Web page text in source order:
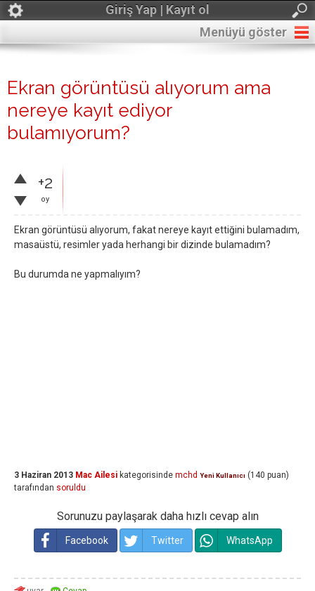
Giriş Yap | Kayıt ol
Menüyü göster
Ekran görüntüsü alıyorum ama
nereye kayıt ediyor
bulamıyorum?
+2
oy
Ekran görüntüsü alıyorum, fakat nereye kayıt ettiğini bulamadım,
masaüstü, resimler yada herhangi bir dizinde bulamadım?
Bu durumda ne yapmalıyım?
3 Haziran 2013 Mac Ailesi kategorisinde mchd Yeni Kullanıcı (140 puan)
tarafından soruldu
Sorunuzu paylaşarak daha hızlı cevap alın
Facebook Twitter WhatsApp